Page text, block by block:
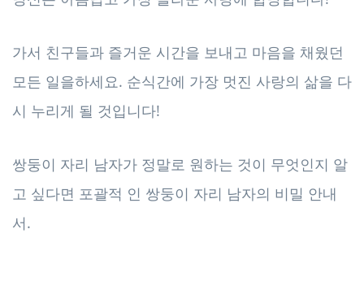
가서 친구들과 즐거운 시간을 보내고 마음을 채웠던
모든 일을하세요. 순식간에 가장 멋진 사랑의 삶을 다
시 누리게 될 것입니다!
쌍둥이 자리 남자가 정말로 원하는 것이 무엇인지 알
고 싶다면 포괄적 인 쌍둥이 자리 남자의 비밀 안내
서.